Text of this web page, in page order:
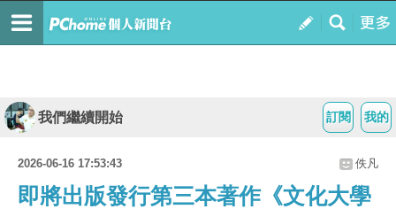
我的
訂閱
我們繼續開始
2026-06-16 17:53:43 佚凡
即將出版發行第三本著作《文化大學